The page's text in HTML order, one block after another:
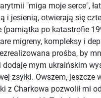
"miga moje serce",
i jesienią, otwierają się
(pamiątka po katastrofie
migreny, kompleksy i
prośba, by
mym ukraińskim
zsyłki. Owszem, jeszcze
z Charkowa pozwolił mi